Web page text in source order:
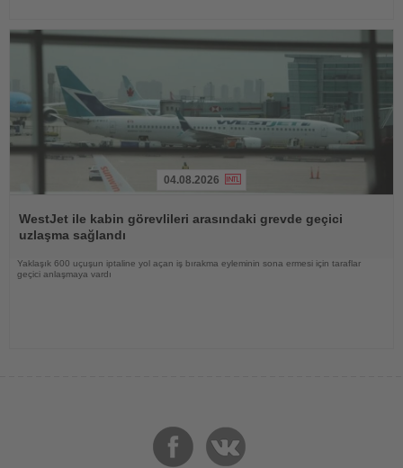
Oku
04.08.2026
WestJet ile kabin görevlileri arasındaki grevde geçici
uzlaşma sağlandı
Yaklaşık 600 uçuşun iptaline yol açan iş bırakma eyleminin sona ermesi için taraflar
geçici anlaşmaya vardı